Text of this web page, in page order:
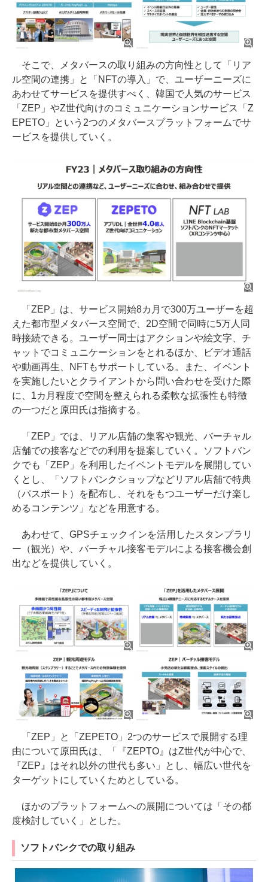
そこで、メタバースの取り組みの方向性として「リア
ル空間の連携」と「NFTの導入」で、ユーザーニーズに
あわせてサービスを提供すべく、韓国で人気のサービス
「ZEP」やZ世代向けのコミュニケーションサービス「Z
EPETO」という2つのメタバースプラットフォームでサ
ービスを提供していく。
「ZEP」は、サービス開始8カ月で300万ユーザーを超
えた都市型メタバース空間で、2D空間で同時に5万人同
時接続できる。ユーザー同士はアクションや絵文字、チ
ャットでコミュニケーションをとれるほか、ビデオ通話
や動画再生、NFTもサポートしている。また、イベント
を実施したいとクライアントから問い合わせを受けた際
に、1カ月程度で空間を整えられる柔軟な拡張性も特徴
の一つだと原田氏は指摘する。
「ZEP」では、リアル店舗の集客や観光、バーチャル
店舗での接客などでの利用を提案していく。ソフトバン
クでも「ZEP」を利用したイベントモデルを展開してい
くとし、「ソフトバンクショップなどリアル店舗で特典
（パスポート）を配布し、それをもつユーザーだけ楽し
めるコンテンツ」などを用意する。
あわせて、GPSチェックインを活用したスタンプラリ
ー（観光）や、バーチャル接客モデルによる接客機会創
出などを提供していく。
「ZEP」と「ZEPETO」2つのサービスで展開する理
由について原田氏は、「『ZEPTO』はZ世代が中心で、
『ZEP』はそれ以外の世代も多い」とし、幅広い世代を
ターゲットにしていくためとしている。
ほかのプラットフォームへの展開については「その都
度検討していく」とした。
ソフトバンクでの取り組み